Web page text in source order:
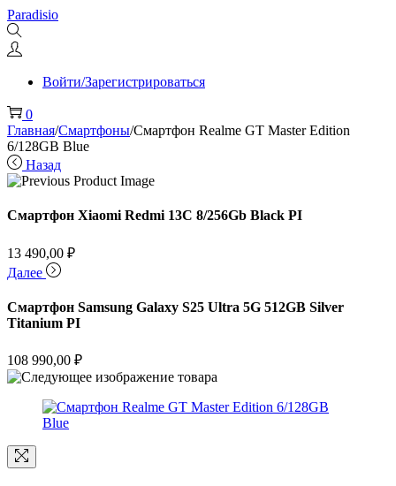
Перейти
к
навигации
Перейти
к
содержимому
Paradisio
Войти/Зарегистрироваться
0
Главная/Смартфоны/Смартфон Realme GT Master Edition
6/128GB Blue
Назад
Смартфон Xiaomi Redmi 13C 8/256Gb Black PI
13 490,00 ₽
Далее
Смартфон Samsung Galaxy S25 Ultra 5G 512GB Silver
Titanium PI
108 990,00 ₽